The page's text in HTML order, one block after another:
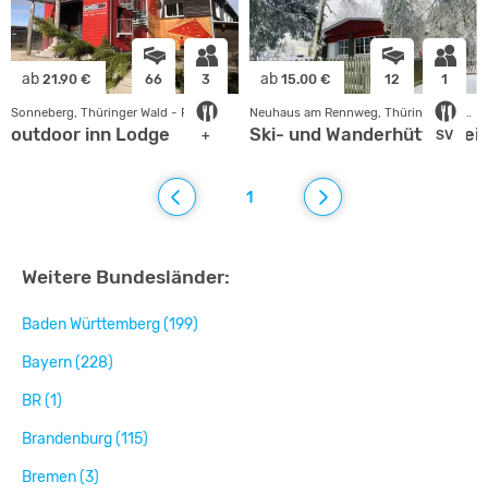
ab 21.90 € 66 3
+
Sonneberg, Thüringer Wald - Rhön
outdoor inn Lodge
ab 15.00 € 12 1
SV
Neuhaus am Rennweg, Thüringer Wald - Rhön
Ski- und Wanderhütte
1
Weitere Bundesländer:
Baden Württemberg (199)
Bayern (228)
BR (1)
Brandenburg (115)
Bremen (3)